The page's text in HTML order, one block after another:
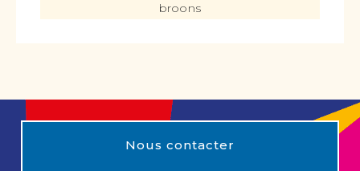
broons
Nous contacter